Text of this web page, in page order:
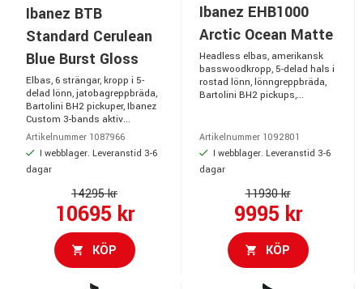
Ibanez BTB
Standard Cerulean
Blue Burst Gloss
Elbas, 6 strängar, kropp i 5-
delad lönn, jatobagreppbräda,
Bartolini BH2 pickuper, Ibanez
Custom 3-bands aktiv...
Artikelnummer 1087966
I webblager. Leveranstid 3-6
dagar
14295 kr
10695 kr
KÖP
Ibanez EHB1000
Arctic Ocean Matte
Headless elbas, amerikansk
basswoodkropp, 5-delad hals i
rostad lönn, lönngreppbräda,
Bartolini BH2 pickups,...
Artikelnummer 1092801
I webblager. Leveranstid 3-6
dagar
11930 kr
9995 kr
KÖP